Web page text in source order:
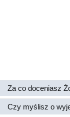
Za co doceniasz
Czy myślisz o